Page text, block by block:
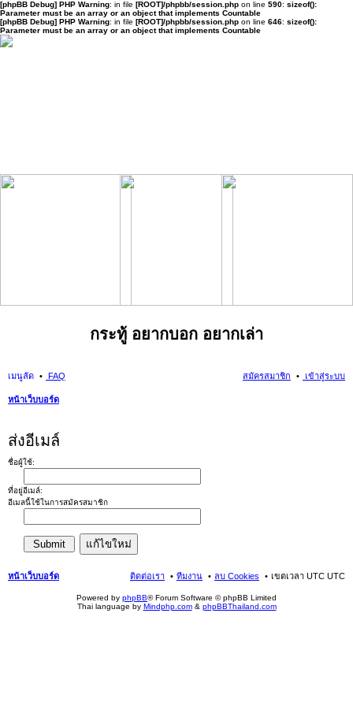
[phpBB Debug] PHP Warning: in file [ROOT]/phpbb/session.php on line 590: sizeof():
Parameter must be an array or an object that implements Countable
[phpBB Debug] PHP Warning: in file [ROOT]/phpbb/session.php on line 646: sizeof():
Parameter must be an array or an object that implements Countable
กระทู้ อยากบอก อยากเล่า
เมนูลัด FAQ เข้าสู่ระบบ
สมัครสมาชิก
หน้าเว็บบอร์ด
ส่งอีเมล์
ชื่อผู้ใช้:
ที่อยู่อีเมล์:
อีเมลนี้ใช้ในการสมัครสมาชิก
หน้าเว็บบอร์ด เขตเวลา UTC UTC
ลบ Cookies
ทีมงาน
ติดต่อเรา
Powered by phpBB® Forum Software © phpBB Limited
Thai language by Mindphp.com& phpBBThailand.com